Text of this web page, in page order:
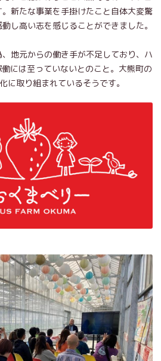
新たな事業を手掛けたこと自体大変驚
し高い志を感じることができました。
地元からの働き手が不足しており、ハ
には至っていないとのこと。大熊町の
に取り組まれているそうです。